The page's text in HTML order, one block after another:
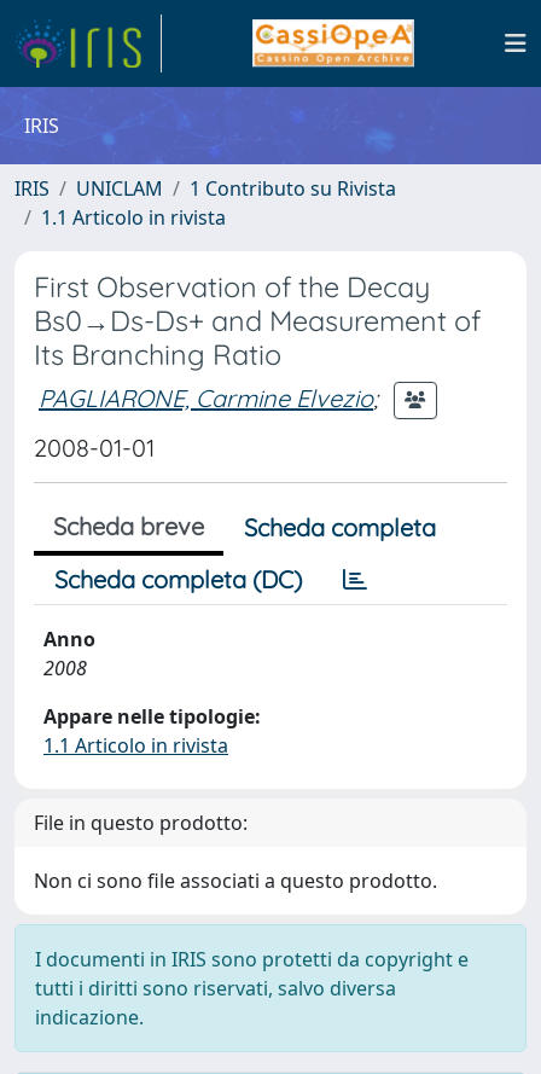
IRIS
IRIS UNICLAM
1 Contributo su Rivista
1.1 Articolo in rivista
First Observation of the Decay
Bs0→Ds-Ds+ and Measurement of
Its Branching Ratio
PAGLIARONE, Carmine Elvezio;
2008-01-01
Scheda breve
Scheda completa
Scheda completa (DC)
Anno
2008
Appare nelle tipologie:
1.1 Articolo in rivista
File in questo prodotto:
Non ci sono file associati a questo prodotto.
I documenti in IRIS sono protetti da copyright e
tutti i diritti sono riservati, salvo diversa
indicazione.